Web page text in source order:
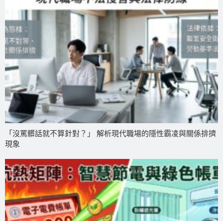
「沒罵髒話就不算針對？」 解析現代職場的隱性霸凌與關係排擠
現象